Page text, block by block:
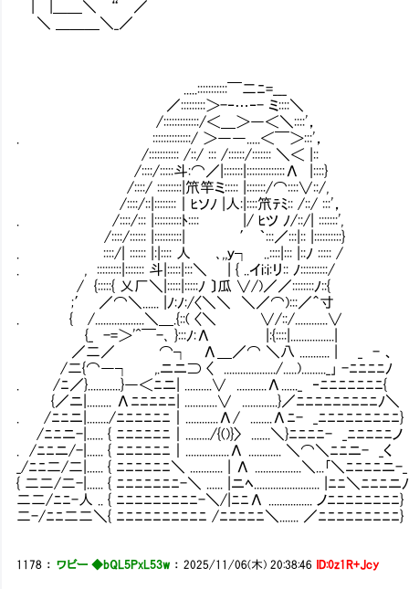
| |＿＿＼ “ ／
＼ ＿＿＿＼_／
.....:::::::::::￣二ﾆ=___
／:::::::::＞-‐…‐- ミ::::＼
/:::::::::::::/＜＿＞―＜＼::::'，
. ::::::::::::::/ ＞――.....＜￣＞:::'，
/::::::::::: /::/ ::: /::::::/::::::: ＼＜ |::
/::::/:::::斗:⌒／|:::::::|::::::::::::::Λ |::::}
/::::/ :::::::::|笊竿ミ::::: |:::::::/⌒::::∨::/,
/::::/::|::::::::｜ﾋソﾉ |人:|::::笊ﾃﾐ:: /::/ :::'，
. /::::/::: |::::::::::ﾄ:::: |/ ﾋツ ﾉ/::/| :::::::', 後はエメラル
/::::/:::::: |::::::::::| ′ ｀:::／:::|:: |::::::::::}
. ::::/| :::::: |:|:::: 人 ､,,ｙ┐ ..::::|::: |::ﾉ ::::: / 特殊な状
. , :::::::::|::::::: 斗|:::::|:::＼ | { ..イi:i:リ:: ﾉ::::::::::/
/ {:::::{ 乂厂＼|:::::|:::::ﾉ 〕瓜 ∨/)／／::::::::ﾉ::{
;′ ／⌒＼...... |ﾉ:ﾉ:/〈＼＼ ＼／⌒):::／＾寸 ・【O】【
. { /..................＼＿.{::( 〈＼ ∨/::/............∨
{_ -=＞'^￣-､ }:::ﾉ:Λ |:{::::|................|
／二／ ⌒┐ Λ＿／⌒ ＼八 ........... | _ - 、
/二{⌒―┐ ,.ニニ⊃ 〈 .................../.....)........._｣ -ﾆﾆﾆﾆﾉ
. /ﾆ／}............}―＜ﾆニ| ..........∨ ...........Λ......_ ‐ﾆﾆﾆﾆﾆﾆﾆ{
{／ニ|......... Λﾆﾆﾆﾆﾆ| ............∨ .............}／ﾆﾆﾆﾆﾆﾆﾆﾆﾆﾉ＼
. /ﾆﾆニ|......../ﾆﾆﾆﾆﾆﾆ｜............Λ/ ........Λﾆ- _ﾆﾆﾆﾆﾆﾆﾆﾆﾆ}
/ﾆﾆニ-|...... { ﾆﾆﾆﾆﾆﾆ｜........./{()}〉 .......＼}ﾆﾆﾆﾆ- _ﾆﾆﾆﾆﾆノ
. /ﾆﾆニ/-|...... { ﾆﾆﾆﾆﾆﾆ｜................Λ ............ ＼⌒＼ﾆﾆニ- _く
_/ﾆﾆ二/二|...... { ﾆﾆﾆﾆﾆﾆ＼ ............ | Λ .................＼...｢＼ﾆﾆﾆﾆニ-_
{ 二二/二-|...... { ﾆﾆﾆﾆﾆﾆﾆ-＼ ...... |ニﾍ........................ |ﾆﾆ＼ﾆﾆﾆニﾉ
二二/ﾆﾆ-人 .. { ﾆﾆﾆﾆﾆﾆﾆﾆﾆ-＼/|ﾆﾆΛ ................ ノﾆﾆﾆﾆﾆﾆﾆﾆ}
二-/ﾆﾆ二二＼{ ﾆﾆﾆﾆﾆﾆﾆﾆﾆﾆ /ﾆﾆﾆﾆﾆ＼....... ／ﾆﾆﾆﾆﾆﾆﾆﾆﾆ}
1178 ： ワビー ◆bQL5PxL53w ：2025/11/06(木) 20:38:46 ID:0z1R+Jcy